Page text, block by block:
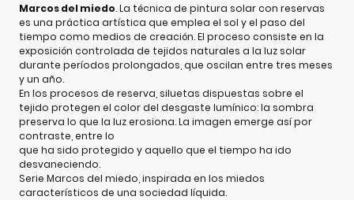
Marcos del miedo. La técnica de pintura solar con reservas
es una práctica artística que emplea el sol y el paso del
tiempo como medios de creación. El proceso consiste en la
exposición controlada de tejidos naturales a la luz solar
durante períodos prolongados, que oscilan entre tres meses
y un año.
En los procesos de reserva, siluetas dispuestas sobre el
tejido protegen el color del desgaste lumínico: la sombra
preserva lo que la luz erosiona. La imagen emerge así por
contraste, entre lo
que ha sido protegido y aquello que el tiempo ha ido
desvaneciendo.
Serie Marcos del miedo, inspirada en los miedos
característicos de una sociedad líquida.